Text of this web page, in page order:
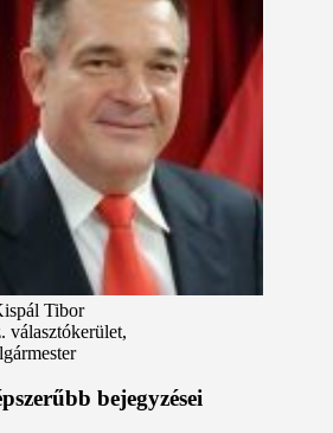
Tibor
választókerület,
bejegyzései